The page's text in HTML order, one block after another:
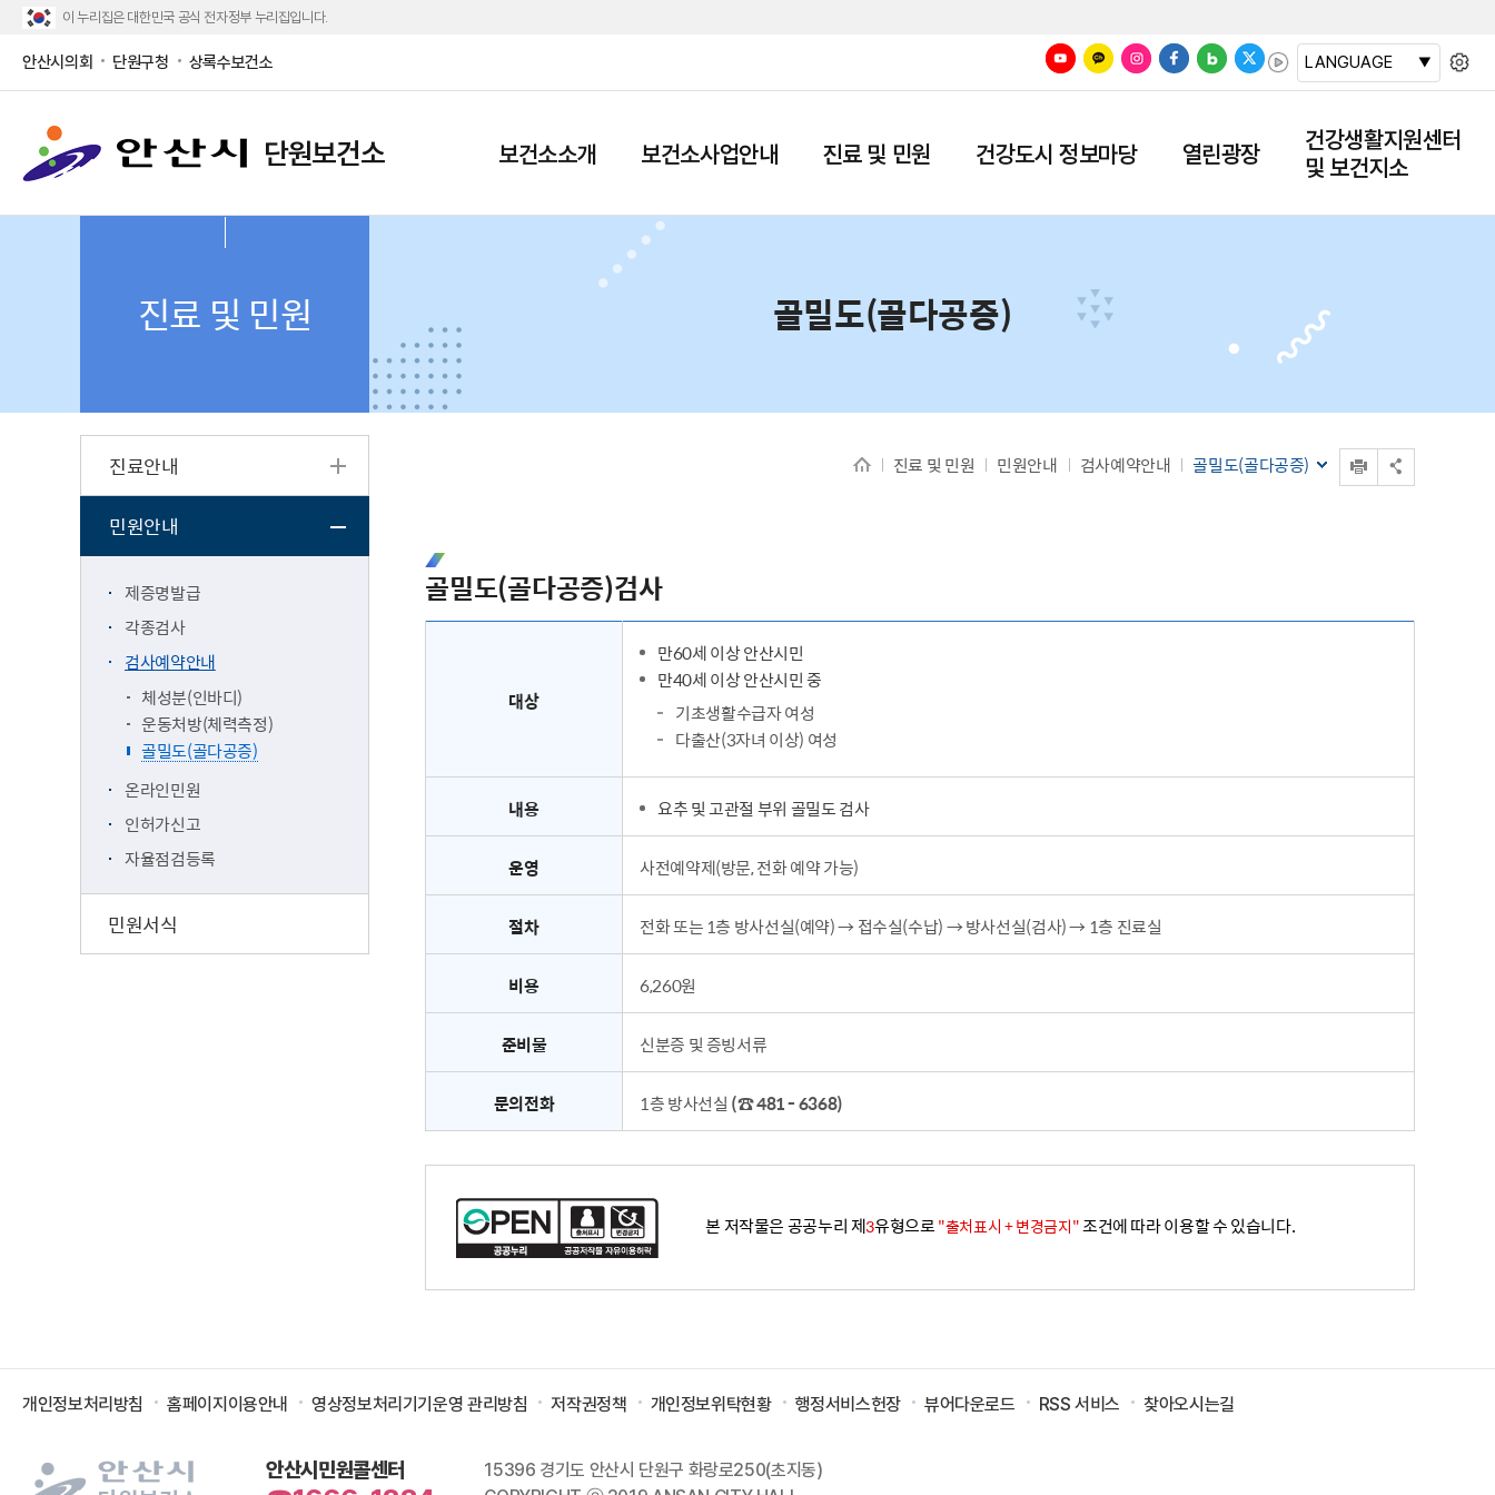
이 누리집은 대한민국 공식 전자정부 누리집입니다.
안산시의회 단원구청 상록수보건소 LANGUAGE
단원보건소 보건소소개 보건소사업안내 진료 및 민원 건강도시 정보마당 열린광장
건강생활지원센터
및 보건지소
진료 및 민원 골밀도(골다공증)
진료 및 민원 민원안내 검사예약안내 골밀도(골다공증)
진료안내
민원안내
제증명발급
각종검사
검사예약안내
체성분(인바디)
운동처방(체력측정)
골밀도(골다공증)
온라인민원
인허가신고
자율점검등록
민원서식
골밀도(골다공증)검사
대상
만60세 이상 안산시민
만40세 이상 안산시민 중
기초생활수급자 여성
다출산(3자녀 이상) 여성
내용 요추 및 고관절 부위 골밀도 검사
운영 사전예약제(방문, 전화 예약 가능)
절차 전화 또는 1층 방사선실(예약) → 접수실(수납) → 방사선실(검사) → 1층 진료실
비용 6,260원
준비물 신분증 및 증빙서류
문의전화 1층 방사선실 (☎ 481 - 6368)
본 저작물은 공공누리 제3유형으로"출처표시 + 변경금지"조건에 따라 이용할 수 있습니다.
개인정보처리방침 홈페이지이용안내 영상정보처리기기운영 관리방침 저작권정책 개인정보위탁현황 행정서비스헌장 뷰어다운로드 RSS 서비스 찾아오시는길
안산시민원콜센터
15396 경기도 안산시 단원구 화랑로250(초지동)